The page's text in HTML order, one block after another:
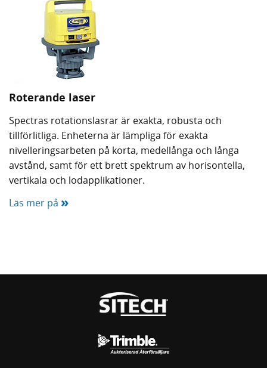
Roterande laser
Spectras rotationslasrar är exakta, robusta och
tillförlitliga. Enheterna är lämpliga för exakta
nivelleringsarbeten på korta, medellånga och långa
avstånd, samt för ett brett spektrum av horisontella,
vertikala och lodapplikationer.
Läs mer på »